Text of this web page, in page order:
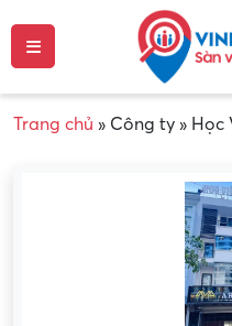
Trang chủ » Công ty » Học